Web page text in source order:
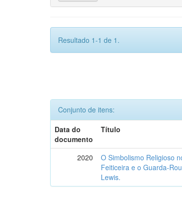
Resultado 1-1 de 1.
Conjunto de itens:
Data do
documento
Título
2020
O Simbolismo Religioso
Feiticeira e o Guarda-
Lewis.